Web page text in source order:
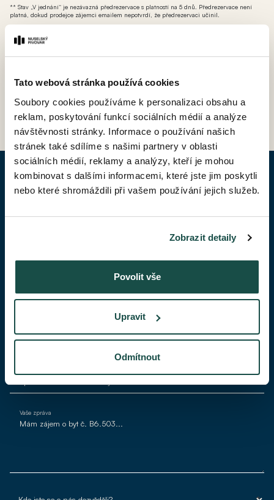
Tato webová stránka používá cookies
Soubory cookies používáme k personalizaci obsahu a
reklam, poskytování funkcí sociálních médií a analýze
návštěvnosti stránky. Informace o používání našich
stránek také sdílíme s našimi partnery v oblasti
sociálních médií, reklamy a analýzy, kteří je mohou
kombinovat s dalšími informacemi, které jste jim poskytli
nebo které shromáždili při vašem používání jejich služeb.
Zobrazit detaily
Povolit vše
Upravit
Odmítnout
** Stav „V jednání“ je nezávazná předrezervace s platností na 5 dnů. Předrezervace není
platná, dokud prodejce zájemci emailem nepotvrdí, že předrezervaci učinil.
možností odpočtu DPH).
ZPĚT DO CENÍKU
POPTAT BYT
Váš telefon
Váš e-mail*
Vaše zpráva